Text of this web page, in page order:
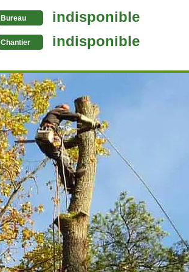
Bureau indisponible
Chantier indisponible